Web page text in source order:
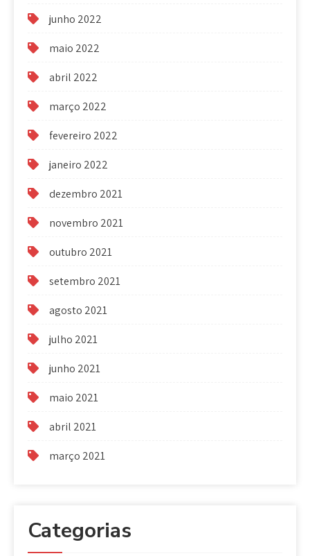
junho 2022
maio 2022
abril 2022
março 2022
fevereiro 2022
janeiro 2022
dezembro 2021
novembro 2021
outubro 2021
setembro 2021
agosto 2021
julho 2021
junho 2021
maio 2021
abril 2021
março 2021
Categorias